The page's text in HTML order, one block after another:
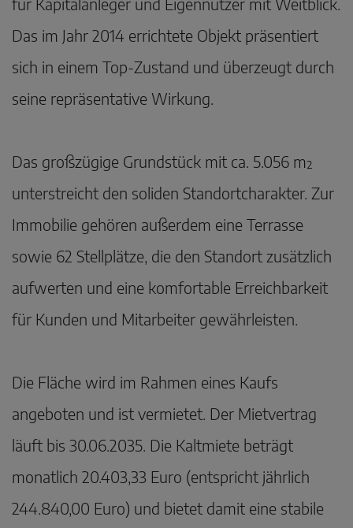
Das im Jahr 2014 errichtete Objekt präsentiert
sich in einem Top-Zustand und überzeugt durch
seine repräsentative Wirkung.
Das großzügige Grundstück mit ca. 5.056 m²
unterstreicht den soliden Standortcharakter. Zur
Immobilie gehören außerdem eine Terrasse
sowie 62 Stellplätze, die den Standort zusätzlich
aufwerten und eine komfortable Erreichbarkeit
für Kunden und Mitarbeiter gewährleisten.
Die Fläche wird im Rahmen eines Kaufs
angeboten und ist vermietet. Der Mietvertrag
läuft bis 30.06.2035. Die Kaltmiete beträgt
monatlich 20.403,33 Euro (entspricht jährlich
244.840,00 Euro) und bietet damit eine stabile